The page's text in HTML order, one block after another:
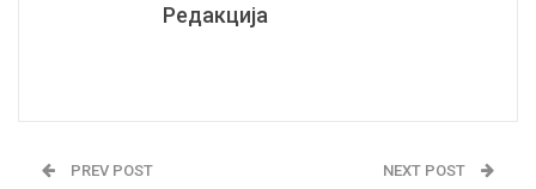
Редакција
PREV POST NEXT POST